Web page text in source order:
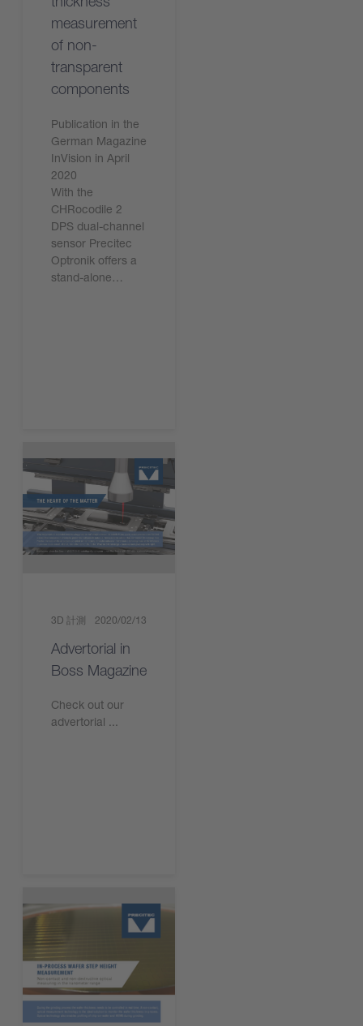
measurement
of non-
transparent
components
Publication in the
German Magazine
InVision in April
2020
With the
CHRocodile 2
DPS dual-channel
sensor Precitec
Optronik offers a
stand-alone…
3D 計測 2020/02/13
Advertorial in
Boss Magazine
Check out our
advertorial ...